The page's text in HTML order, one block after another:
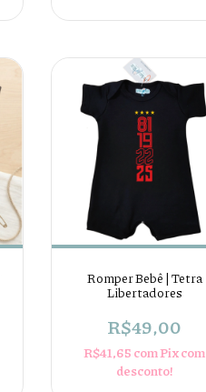
Romper Bebê | Tetra
Libertadores
R$49,00
R$41,65 comPix com
desconto!